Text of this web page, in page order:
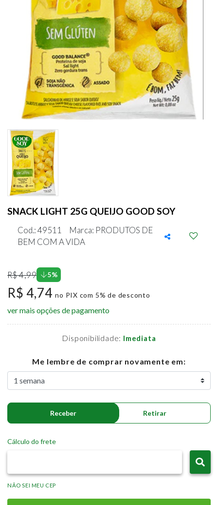
SNACK LIGHT 25G QUEIJO GOOD SOY
Cod.: 49511
Marca: PRODUTOS DE
BEM COM A VIDA
R$ 4,99 5%
R$ 4,74no PIX com 5% de desconto
ver mais opções de pagamento
Disponibilidade: Imediata
Me lembre de comprar novamente em:
Receber Retirar
Cálculo do frete
NÃO SEI MEU CEP